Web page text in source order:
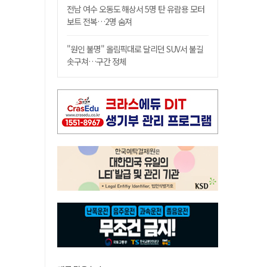
전남 여수 오동도 해상서 5명 탄 유람용 모터
보트 전복…2명 숨져
"원인 불명" 올림픽대로 달리던 SUV서 불길
솟구쳐…구간 정체